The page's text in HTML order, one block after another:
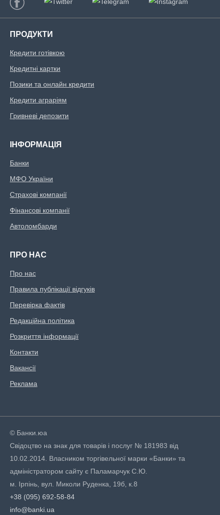
ПРОДУКТИ
Кредити готівкою
Кредитні картки
Позики та онлайн кредити
Кредити аграріям
Гривневі депозити
ІНФОРМАЦІЯ
Банки
МФО України
Страхові компанії
Фінансові компанії
Автоломбарди
ПРО НАС
Про нас
Правила публікації відгуків
Перевірка фактів
Редакційна політика
Розкриття інформації
Контакти
Вакансії
Реклама
© Банки.юа
Свідоцтво на знак для товарів і послуг № 181983 від
10.02.2014. Власником торгівельної марки «Банки» та
адміністратором сайту є Паламарчук С.Ю.
м. Ірпінь, вул. Миколи Руденка, 19б, к.8
+38 (095) 692-58-84
info@banki.ua